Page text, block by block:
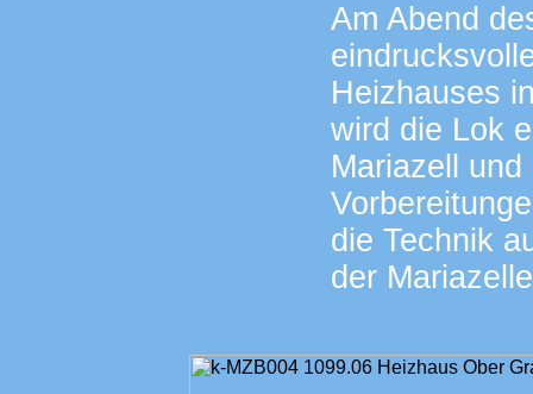
Am Abend
Heizhauses
wird die Lok
Mariazell
die Technik
der